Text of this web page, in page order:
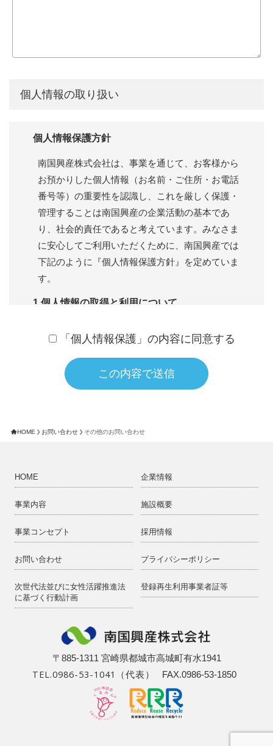
個人情報の取り扱い
個人情報保護方針
南国興産株式会社は、事業を通じて、お客様から
お預かりした個人情報（お名前・ご住所・お電話
番号等）の重要性を認識し、これを厳しく保護・
管理することは南国興産の企業活動の基本であ
り、社会的責任であると考えています。みなさま
に安心してご利用いただくために、南国興産では
下記のように『個人情報保護方針』を定めていま
す。
1.個人情報の取得と利用について
を提供するために必要なお客様の個人情報をお聞
きする場合があります。 お預かりした個人情報
は、お知らせした利用目的の範囲内で使用させて
アクセス、紛失、破壊、改ざん及び漏洩等の予防
報保護のために、個人情報管理責任者を設置し、
社内教育、安全対策等を積極的に実施するととも
ているかを社内で監査する体制を整備し、個人情
報の保護に努めます。
3.個人情報の提供について
南国興産では、お預かりした個人情報をご本人の
同意を得ることなく第三者へ開示・提供すること
はございません。
4.法令の遵守と見直しについて
「個人情報保護」の内容に同意する
HOME お問い合わせ その他のお問い合わせ
〒885-1311 宮崎県都城市高城町有水1941
TEL.0986-53-1041（代表） FAX.0986-53-1850
HOME 企業情報
事業内容 施設概要
事業コンセプト 採用情報
お問い合わせ プライバシーポリシー
次世代法並びに女性活躍推進法
に基づく行動計画
登録再生利用事業者証等